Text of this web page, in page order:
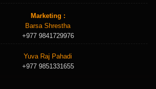
Marketing :
Barsa Shrestha
+977 9841729976
Yuva Raj Pahadi
+977 9851331655